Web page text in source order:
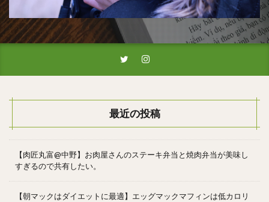
最近の投稿
【肉匠丸富@中野】お肉屋さんのステーキ弁当と焼肉弁当が美味し
すぎるので共有したい。
【朝マックはダイエットに最適】エッグマックマフィンは低カロリ